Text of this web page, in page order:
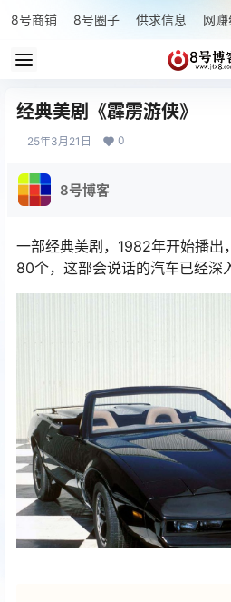
8号商铺 8号圈子 供求信息 网
经典美剧《霹雳游侠》
25年3月21日 0
8号博客
一部经典美剧，1982年开始播出
80个，这部会说话的汽车已经深